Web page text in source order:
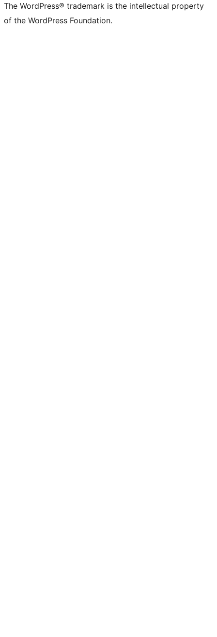
The WordPress® trademark is the intellectual property
of the WordPress Foundation.